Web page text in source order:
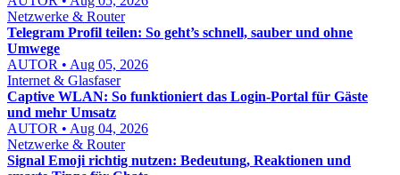
Netzwerke & Router
Telegram Profil teilen: So geht’s schnell, sauber und ohne
Umwege
AUTOR • Aug 05, 2026
Internet & Glasfaser
Captive WLAN: So funktioniert das Login-Portal für Gäste
und mehr Umsatz
AUTOR • Aug 04, 2026
Netzwerke & Router
Signal Emoji richtig nutzen: Bedeutung, Reaktionen und